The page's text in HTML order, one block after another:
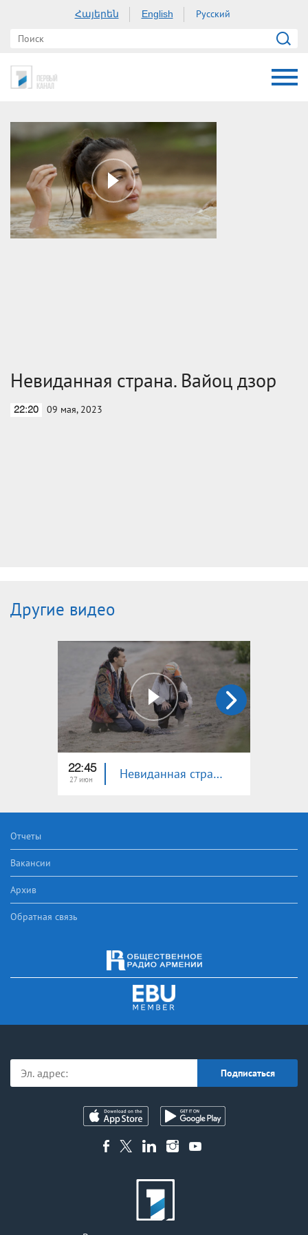
Հայերեն English Русский
Невиданная страна. Вайоц дзор
22:20 09 мая, 2023
Другие видео
22:45
27 июн Невиданная страна. Гегаркуник - Дайвинг
Отчеты
Вакансии
Архив
Обратная связь